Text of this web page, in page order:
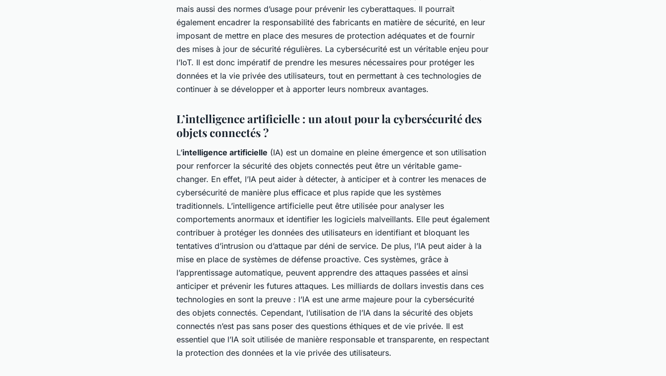
mais aussi des normes d’usage pour prévenir les cyberattaques. Il pourrait
également encadrer la responsabilité des fabricants en matière de sécurité, en leur
imposant de mettre en place des mesures de protection adéquates et de fournir
des mises à jour de sécurité régulières. La cybersécurité est un véritable enjeu pour
l’IoT. Il est donc impératif de prendre les mesures nécessaires pour protéger les
données et la vie privée des utilisateurs, tout en permettant à ces technologies de
continuer à se développer et à apporter leurs nombreux avantages.
L’intelligence artificielle : un atout pour la cybersécurité des
objets connectés ?
L’intelligence artificielle (IA) est un domaine en pleine émergence et son utilisation
pour renforcer la sécurité des objets connectés peut être un véritable game-
changer. En effet, l’IA peut aider à détecter, à anticiper et à contrer les menaces de
cybersécurité de manière plus efficace et plus rapide que les systèmes
traditionnels. L’intelligence artificielle peut être utilisée pour analyser les
comportements anormaux et identifier les logiciels malveillants. Elle peut également
contribuer à protéger les données des utilisateurs en identifiant et bloquant les
tentatives d’intrusion ou d’attaque par déni de service. De plus, l’IA peut aider à la
mise en place de systèmes de défense proactive. Ces systèmes, grâce à
l’apprentissage automatique, peuvent apprendre des attaques passées et ainsi
anticiper et prévenir les futures attaques. Les milliards de dollars investis dans ces
technologies en sont la preuve : l’IA est une arme majeure pour la cybersécurité
des objets connectés. Cependant, l’utilisation de l’IA dans la sécurité des objets
connectés n’est pas sans poser des questions éthiques et de vie privée. Il est
essentiel que l’IA soit utilisée de manière responsable et transparente, en respectant
la protection des données et la vie privée des utilisateurs.